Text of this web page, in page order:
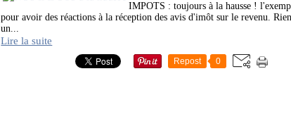
IMPOTS : toujours à la hausse !
pour avoir des réactions à la réception des avis d'imôt sur le revenu.
un...
Lire la suite
Repost 0